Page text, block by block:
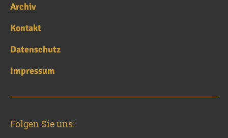
Archiv
Kontakt
Datenschutz
Impressum
Folgen Sie uns: